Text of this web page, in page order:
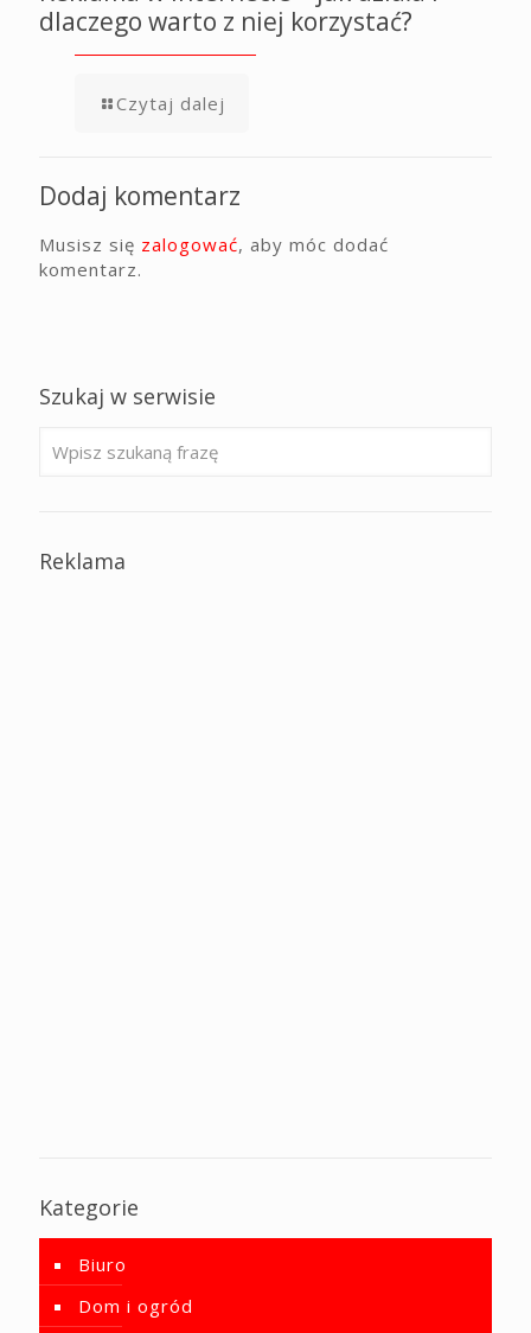
dlaczego warto z niej korzystać?
Czytaj dalej
Dodaj komentarz
Musisz się zalogować, aby móc dodać
komentarz.
Szukaj w serwisie
Reklama
Kategorie
Biuro
Dom i ogród